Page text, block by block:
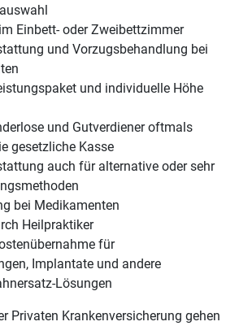
Einbett- oder Zweibettzimmer
und Vorzugsbehandlung bei
und individuelle Höhe
und Gutverdiener oftmals
gesetzliche Kasse
auch für alternative oder sehr
bei Medikamenten
Heilpraktiker
für
Implantate und andere
Lösungen
Privaten Krankenversicherung gehen